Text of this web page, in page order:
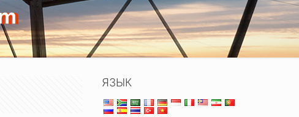
ЯЗЫК